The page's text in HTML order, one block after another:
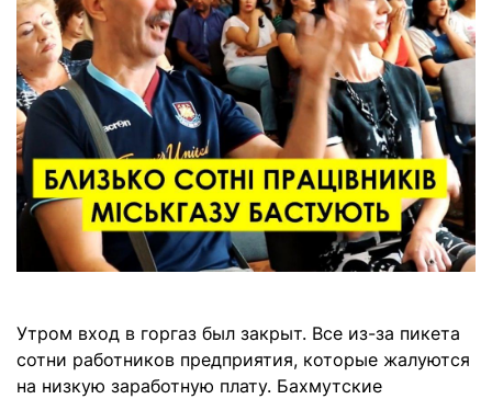
Утром вход в горгаз был закрыт. Все из-за пикета
сотни работников предприятия, которые жалуются
на низкую заработную плату. Бахмутские